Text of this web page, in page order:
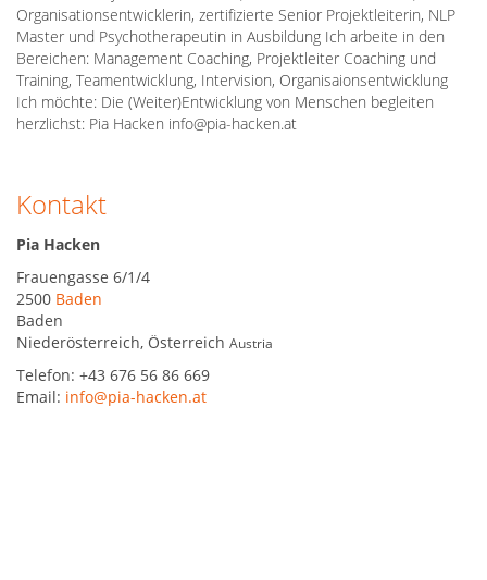
Organisationsentwicklerin, zertifizierte Senior Projektleiterin, NLP
Master und Psychotherapeutin in Ausbildung Ich arbeite in den
Bereichen: Management Coaching, Projektleiter Coaching und
Training, Teamentwicklung, Intervision, Organisaionsentwicklung
Ich möchte: Die (Weiter)Entwicklung von Menschen begleiten
herzlichst: Pia Hacken info@pia-hacken.at
Kontakt
Pia Hacken
Frauengasse 6/1/4
2500 Baden
Baden
Niederösterreich, Österreich Austria
Telefon: +43 676 56 86 669
Email: info@pia-hacken.at